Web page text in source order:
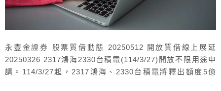
永豐金證券 股票質借動態 20250512 開放質借線上展延
20250326 2317鴻海2330台積電(114/3/27)開放不限用途申
請。114/3/27起，2317鴻海、2330台積電將釋出額度5億